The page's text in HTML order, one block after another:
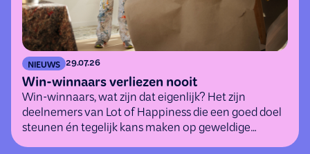
NIEUWS 29.07.26
Win-winnaars verliezen nooit
Win-winnaars, wat zijn dat eigenlijk? Het zijn
deelnemers van Lot of Happiness die een goed doel
steunen én tegelijk kans maken op geweldige
(geld)prijzen.